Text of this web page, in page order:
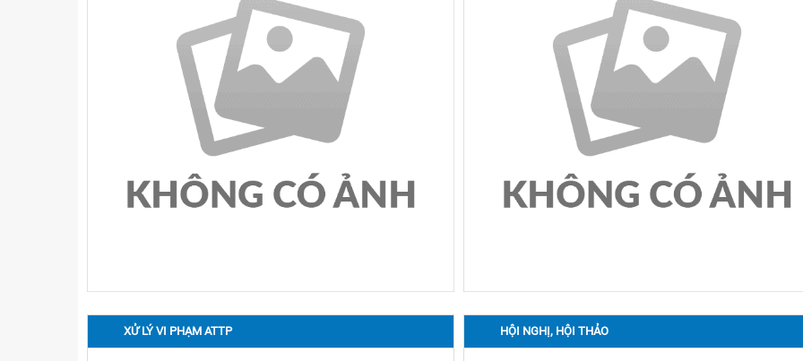
XỬ LÝ VI PHẠM ATTP HỘI NGHỊ, HỘI THẢO